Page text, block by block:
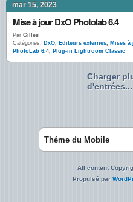
mar 15, 2023
Mise à jour DxO Photolab 6.4
Par Gilles
Catégories: DxO, Editeurs externes, Mises à
PhotoLab 6.4, Plug-in Lightroom Classic
Charger
d'entrées...
Théme du Mobile
All content
Propulsé par